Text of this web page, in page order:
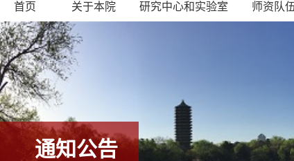
首页 关于本院 研究中心和实验室 师资队
通知公告